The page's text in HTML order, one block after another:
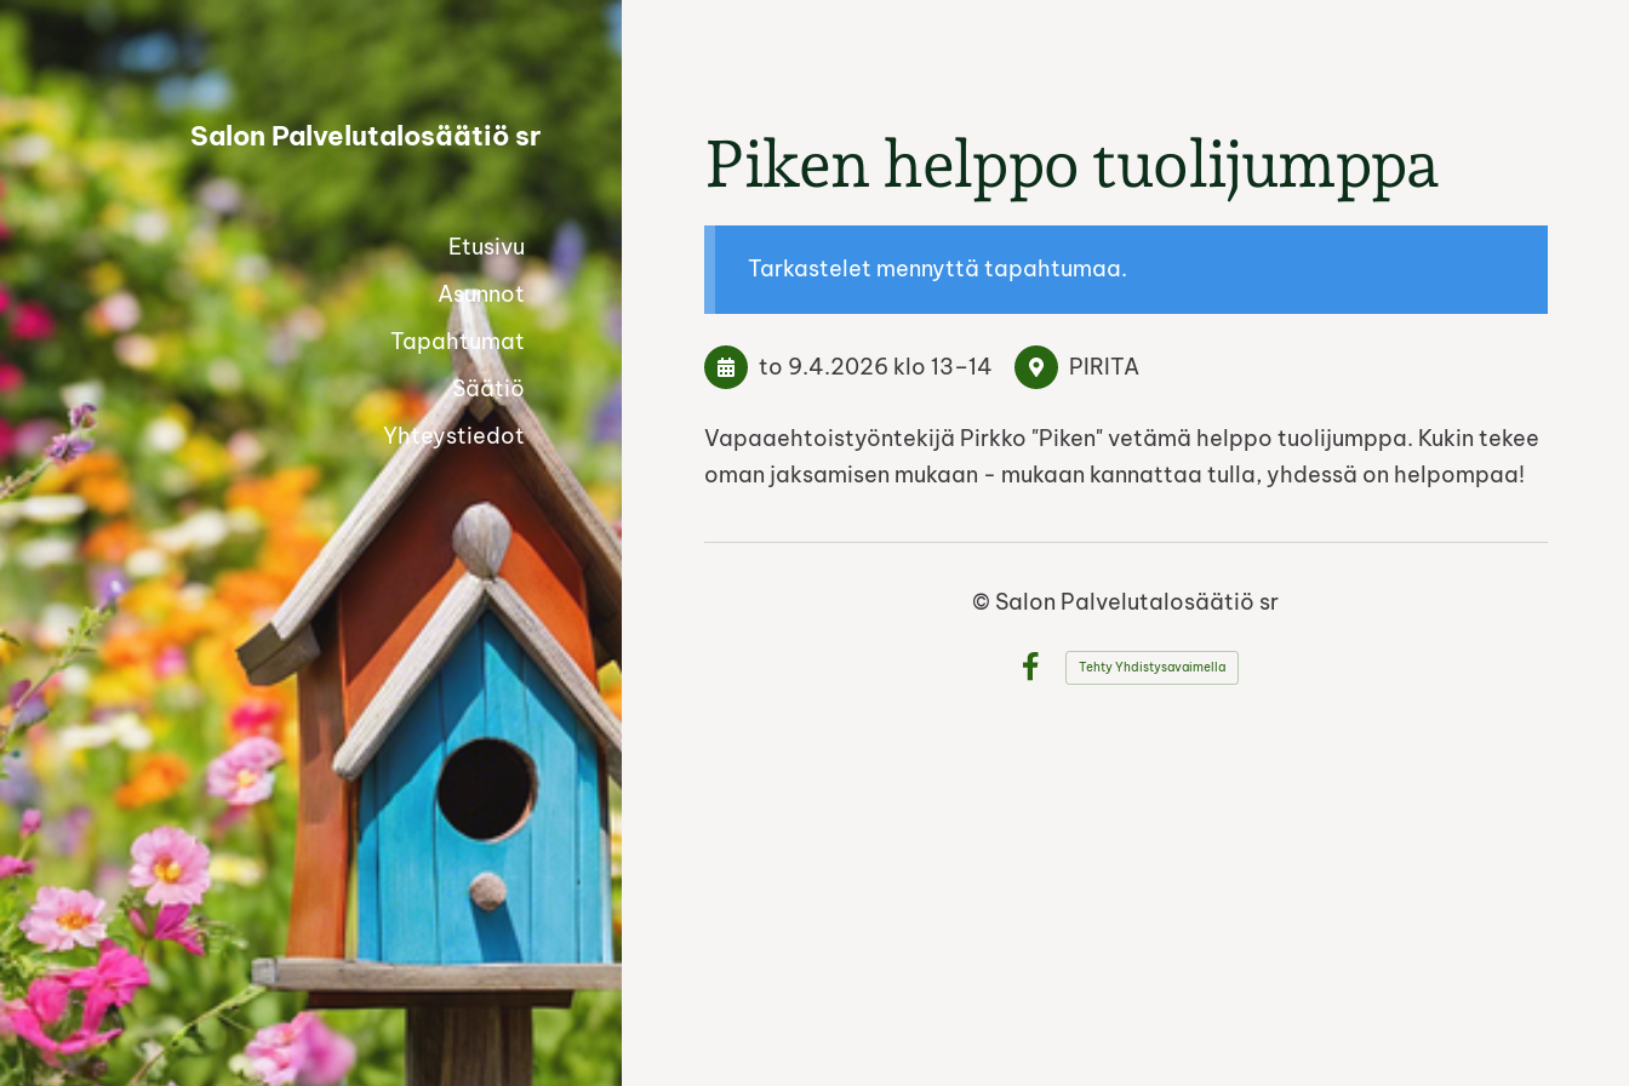
Siirry
sivun
sisältöön
Salon Palvelutalosäätiö sr
Etusivu
Asunnot
Tapahtumat
Säätiö
Yhteystiedot
Piken helppo tuolijumppa
Tarkastelet mennyttä tapahtumaa.
to 9.4.2026 klo 13–14 PIRITA
Vapaaehtoistyöntekijä Pirkko "Piken" vetämä helppo tuolijumppa. Kukin tekee
oman jaksamisen mukaan - mukaan kannattaa tulla, yhdessä on helpompaa!
© Salon Palvelutalosäätiö sr
Tehty Yhdistysavaimella